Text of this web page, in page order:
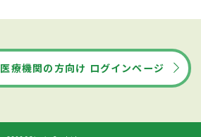
医療機関の方向け ログインページ